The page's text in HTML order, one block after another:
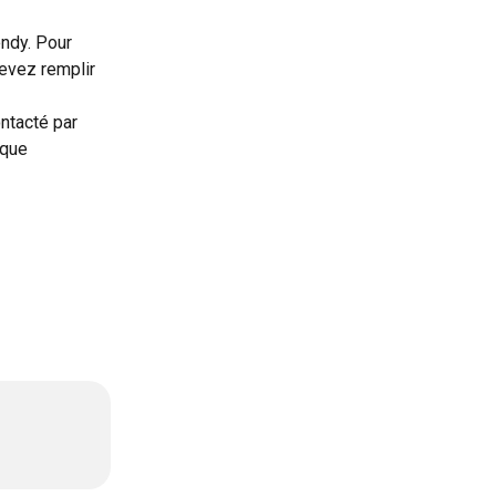
Pour
remplir
par